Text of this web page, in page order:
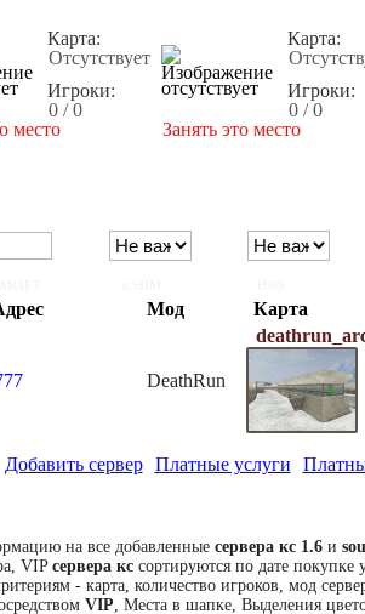
Карта:
Отсутствует
Игроки:
0 / 0
место
Карта:
Игроки:
0 / 0
Занять это место
Мод Карта
DeathRun
Добавить сервер Платные услуги
на все добавленные сервера кс 1.6 и
VIP сервера кс сортируются по дате покупке
- карта, количество игроков, мод
VIP, Места в шапке, Выделения